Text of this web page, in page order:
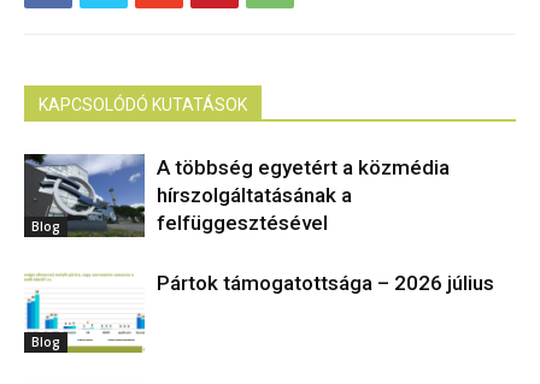
KAPCSOLÓDÓ KUTATÁSOK
Blog
A többség egyetért a közmédia
hírszolgáltatásának a
felfüggesztésével
Blog
Pártok támogatottsága – 2026 július